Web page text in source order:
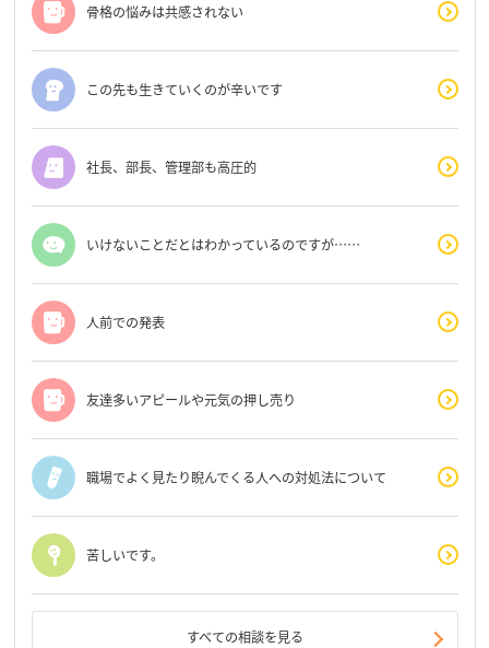
骨格の悩みは共感されない
この先も生きていくのが辛いです
社長、部長、管理部も高圧的
いけないことだとはわかっているのですが……
人前での発表
友達多いアピールや元気の押し売り
職場でよく見たり睨んでくる人への対処法について
苦しいです。
すべての相談を見る